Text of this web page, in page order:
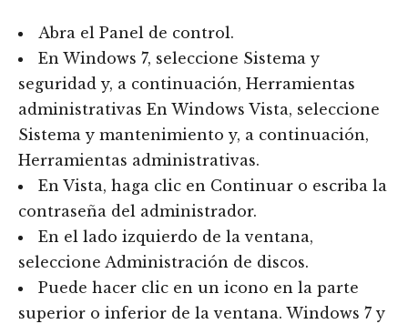
Abra el Panel de control.
En Windows 7, seleccione Sistema y
seguridad y, a continuación, Herramientas
administrativas En Windows Vista, seleccione
Sistema y mantenimiento y, a continuación,
Herramientas administrativas.
En Vista, haga clic en Continuar o escriba la
contraseña del administrador.
En el lado izquierdo de la ventana,
seleccione Administración de discos.
Puede hacer clic en un icono en la parte
superior o inferior de la ventana. Windows 7 y